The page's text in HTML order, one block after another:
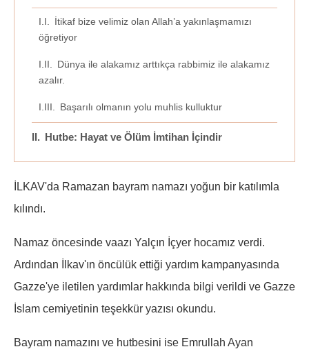
İtikaf bize velimiz olan Allah’a yakınlaşmamızı
öğretiyor
Dünya ile alakamız arttıkça rabbimiz ile alakamız
azalır.
Başarılı olmanın yolu muhlis kulluktur
Hutbe: Hayat ve Ölüm İmtihan İçindir
İLKAV'da Ramazan bayram namazı yoğun bir katılımla
kılındı.
Namaz öncesinde vaazı Yalçın İçyer hocamız verdi.
Ardından İlkav'ın öncülük ettiği yardım kampanyasında
Gazze'ye iletilen yardımlar hakkında bilgi verildi ve Gazze
İslam cemiyetinin teşekkür yazısı okundu.
Bayram namazını ve hutbesini ise Emrullah Ayan